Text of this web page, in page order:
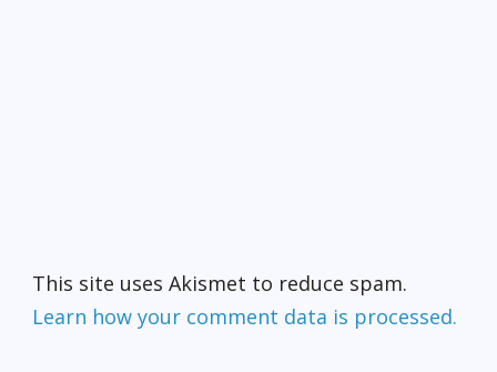
This site uses Akismet to reduce spam.
Learn how your comment data is processed.